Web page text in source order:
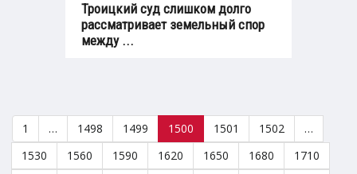
Троицкий суд слишком долго
рассматривает земельный спор
между ...
1 … 1498 1499 1500 1501 1502
…
1530
1560 1590 1620 1650 1680
1710